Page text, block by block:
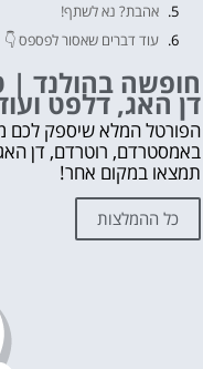
אהבת? נא לשתף!
עוד דברים שאסור לפספס 👇
מה לראות ולעשות
לחצו על הכפתור וקבלו את
חופשה בהולנד |
דן האג, דלפט
הפורטל המלא שיספק לכם
באמסטרדם, רוטרדם, דן
תמצאו במקום אחר!
כל ההמלצות